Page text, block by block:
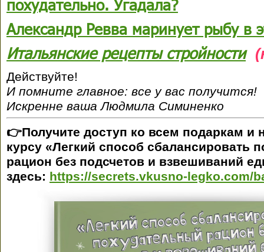
похудательно. Угадала?
Александр Ревва маринует рыбу в
Итальянские рецепты стройности
Действуйте!
И помните главное: все у вас получится!
Искренне ваша Людмила Симиненко
👉Получите доступ ко всем подаркам и
курсу «Легкий способ сбалансировать
рацион без подсчетов и взвешиваний
здесь: https://secrets.vkusno-legko.com/